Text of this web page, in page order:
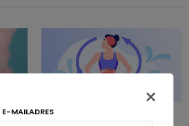
×
MAILADRES